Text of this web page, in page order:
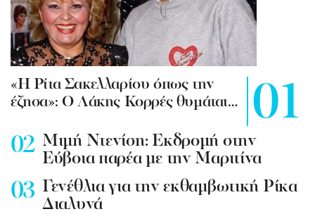
«Η Ρίτα Σακελλαρίου όπως την
έζησα»: Ο Λάκης Κορρές θυμάται…
Mιμή Ντενίση: Εκδρομή στην
Εύβοια παρέα με την Μαριτίνα
Γενέθλια για την εκθαμβωτική Ρίκα
Διαλυνά